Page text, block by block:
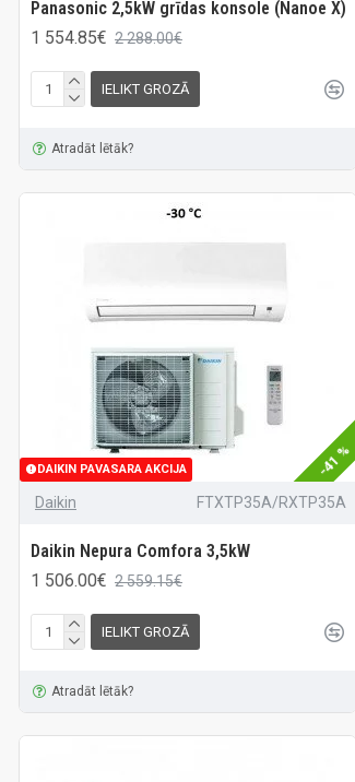
Panasonic 2,5kW grīdas konsole (Nanoe X)
1 554.85€ 2 288.00€
IELIKT GROZĀ
Atradāt lētāk?
DAIKIN PAVASARA AKCIJA -41 %
Daikin FTXTP35A/RXTP35A
Daikin Nepura Comfora 3,5kW
1 506.00€ 2 559.15€
IELIKT GROZĀ
Atradāt lētāk?